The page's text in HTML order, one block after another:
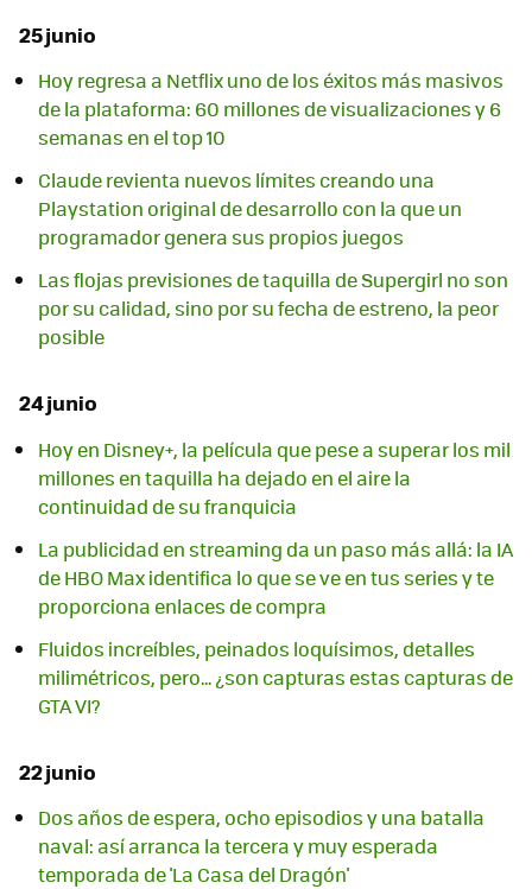
25 junio
Hoy regresa a Netflix uno de los éxitos más masivos
de la plataforma: 60 millones de visualizaciones y 6
semanas en el top 10
Claude revienta nuevos límites creando una
Playstation original de desarrollo con la que un
programador genera sus propios juegos
Las flojas previsiones de taquilla de Supergirl no son
por su calidad, sino por su fecha de estreno, la peor
posible
24 junio
Hoy en Disney+, la película que pese a superar los mil
millones en taquilla ha dejado en el aire la
continuidad de su franquicia
La publicidad en streaming da un paso más allá: la IA
de HBO Max identifica lo que se ve en tus series y te
proporciona enlaces de compra
Fluidos increíbles, peinados loquísimos, detalles
milimétricos, pero... ¿son capturas estas capturas de
GTA VI?
22 junio
Dos años de espera, ocho episodios y una batalla
naval: así arranca la tercera y muy esperada
temporada de 'La Casa del Dragón'